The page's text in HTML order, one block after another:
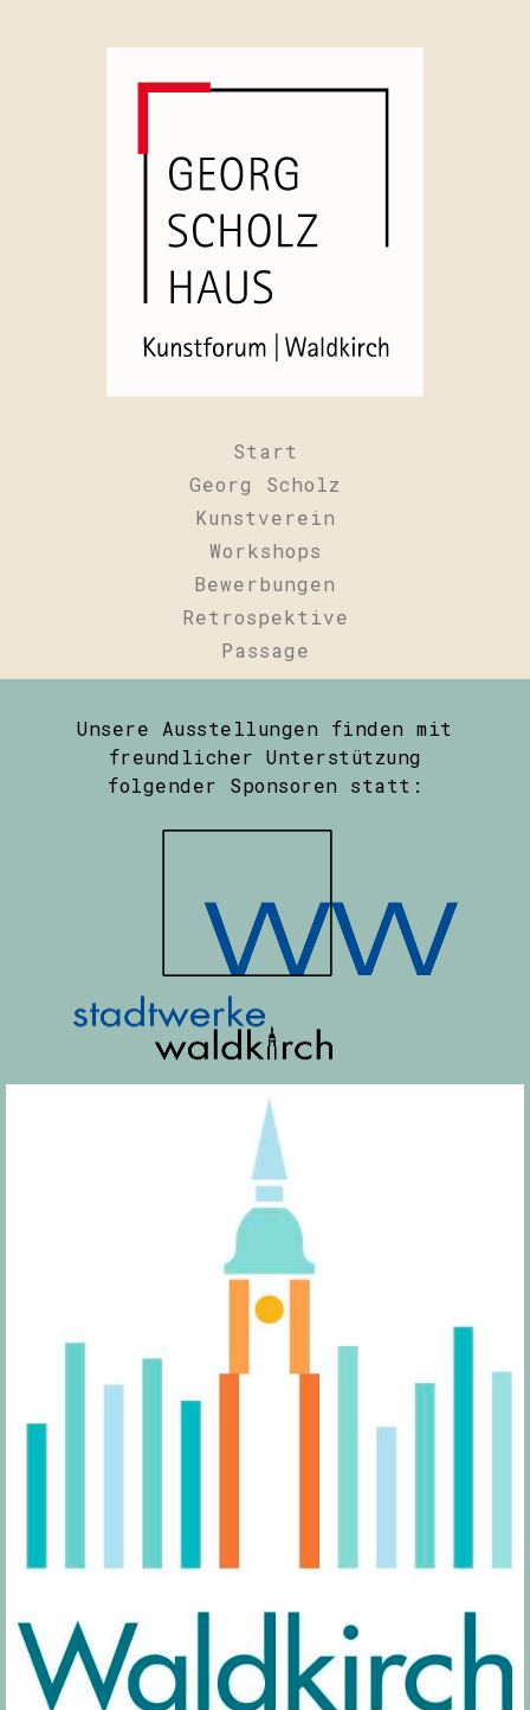
Start
Georg Scholz
Kunstverein
Workshops
Bewerbungen
Retrospektive
Passage
Unsere Ausstellungen finden mit
freundlicher Unterstützung
folgender Sponsoren statt: